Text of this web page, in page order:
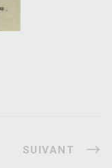
SUIVANT